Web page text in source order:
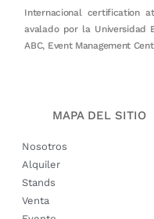
Internacional certification
avalado por la Universidad
ABC, Event Management
MAPA DEL SITIO
Nosotros
Alquiler
Stands
Venta